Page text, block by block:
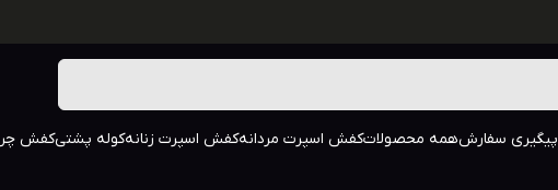
پیگیری سفارشهمه محصولاتکفش اسپرت مردانهکفش اسپرت زنانهکوله پشتیکفش